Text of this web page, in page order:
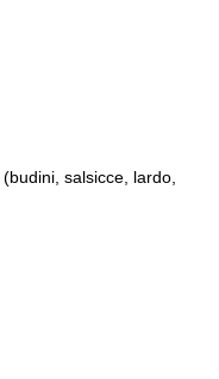
salsicce, lardo,